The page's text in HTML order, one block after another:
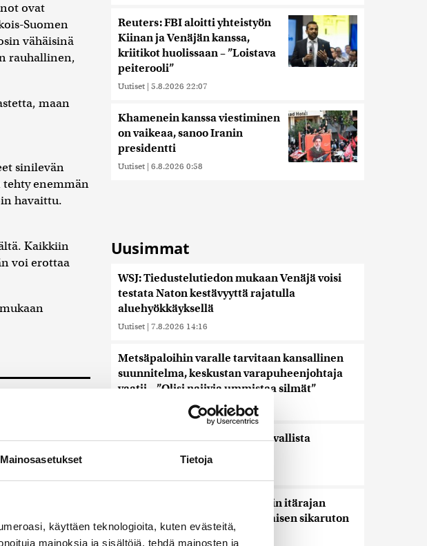
Mainosasetukset Tietoja
käyttäen teknologioita, kuten evästeitä,
mainoksia ja sisältöjä, tehdä mainosten ja
ovat
Suomen
vähäisinä
rauhallinen,
maan
sinilevän
enemmän
havaittu.
Kaikkiin
voi erottaa
Naton
Reuters: FBI aloitti yhteistyön
Kiinan ja Venäjän kanssa,
kriitikot huolissaan – ”Loistava
peiterooli”
Uutiset | 5.8.2026 22:07
Khamenein kanssa viestiminen
on vaikeaa, sanoo Iranin
presidentti
Uutiset | 6.8.2026 0:58
Uusimmat
WSJ: Tiedustelutiedon mukaan Venäjä voisi
testata Naton kestävyyttä rajatulla
aluehyökkäyksellä
Uutiset | 7.8.2026 14:16
Metsäpaloihin varalle tarvitaan kansallinen
suunnitelma, keskustan varapuheenjohtaja
vaatii – ”Olisi naiivia ummistaa silmät”
7.8.2026 13:58
Sinilevätilanne heikentynyt tavallista
huonommaksi
Rajavartiolaitos sulkee loputkin itärajan
esteaidan riistaportit afrikkalaisen sikaruton
vuoksi